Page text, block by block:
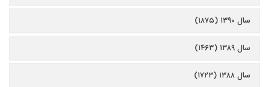
سال ۱۳۹۰ (۱۸۷۵)
سال ۱۳۸۹ (۱۴۶۳)
سال ۱۳۸۸ (۱۷۲۳)